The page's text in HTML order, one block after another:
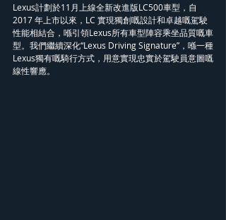
Lexus計劃於11月上線全新改進版LC500車型，自
2017 年上市以來，LC 實現獨創嘅設計和卓越嘅駕駛
性能相結合，喺引領Lexus所有車型陣容乘坐品質嘅車
型。我們繼續深化“Lexus Driving Signature”，喺一種
Lexus獨有嘅騎行方式，用意實現忠實於駕駛員意圖嘅
線性響應。